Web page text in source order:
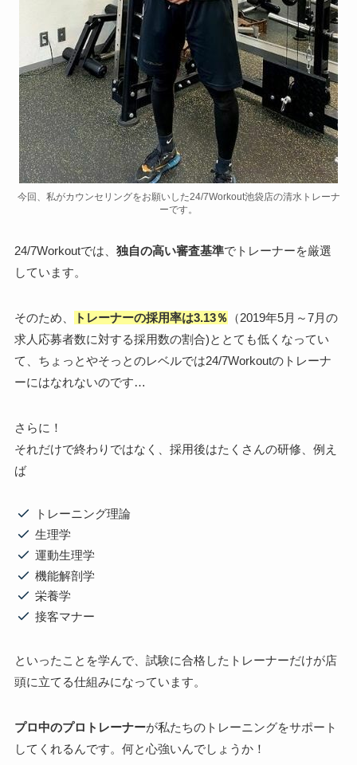
今回、私がカウンセリングをお願いした24/7Workout池袋店の清水トレーナ
ーです。
24/7Workoutでは、 独自の高い審査基準でトレーナーを厳選
しています。
そのため、 トレーナーの採用率は3.13％ （2019年5月～7月の
求人応募者数に対する採用数の割合)ととても低くなってい
て、ちょっとやそっとのレベルでは24/7Workoutのトレーナ
ーにはなれないのです…
さらに！
それだけで終わりではなく、採用後はたくさんの研修、例え
ば
トレーニング理論
生理学
運動生理学
機能解剖学
栄養学
接客マナー
といったことを学んで、試験に合格したトレーナーだけが店
頭に立てる仕組みになっています。
プロ中のプロトレーナーが私たちのトレーニングをサポート
してくれるんです。何と心強いんでしょうか！